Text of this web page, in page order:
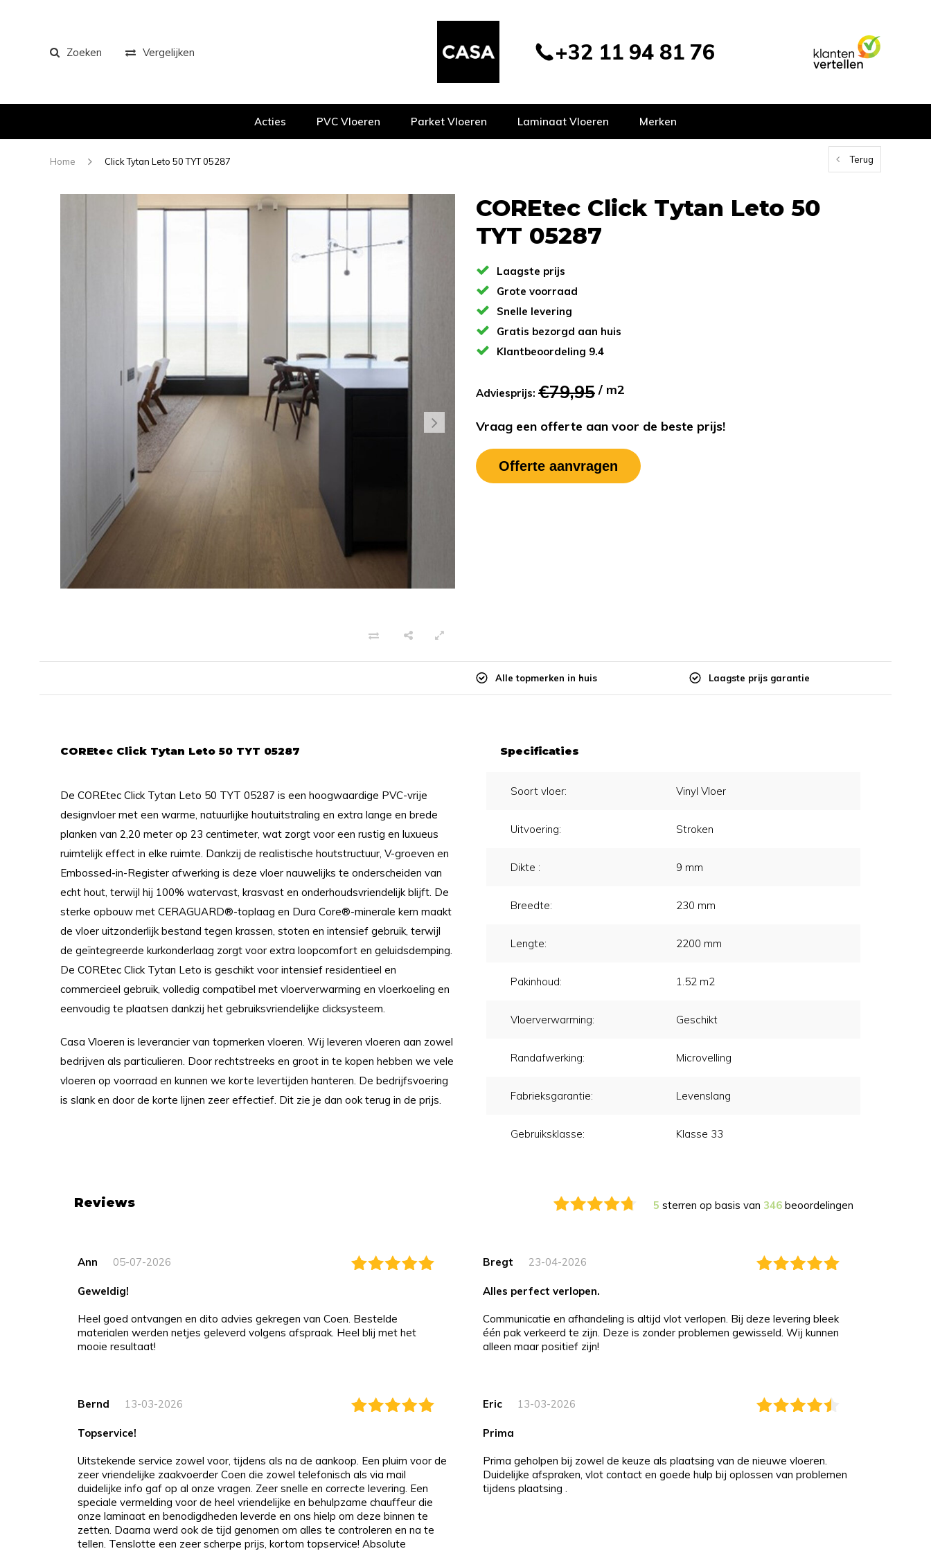
Zoeken Vergelijken +32 11 94 81 76
Acties PVC Vloeren Parket Vloeren Laminaat Vloeren Merken
Home Click Tytan Leto 50 TYT 05287 Terug
COREtec Click Tytan Leto 50
TYT 05287
Laagste prijs
Grote voorraad
Snelle levering
Gratis bezorgd aan huis
Klantbeoordeling 9.4
Adviesprijs: €79,95 / m2
Vraag een offerte aan voor de beste prijs!
Offerte aanvragen
Alle topmerken in huis Laagste prijs garantie
COREtec Click Tytan Leto 50 TYT 05287
De COREtec Click Tytan Leto 50 TYT 05287 is een hoogwaardige PVC-vrije
designvloer met een warme, natuurlijke houtuitstraling en extra lange en brede
planken van 2,20 meter op 23 centimeter, wat zorgt voor een rustig en luxueus
ruimtelijk effect in elke ruimte. Dankzij de realistische houtstructuur, V-groeven en
Embossed-in-Register afwerking is deze vloer nauwelijks te onderscheiden van
echt hout, terwijl hij 100% watervast, krasvast en onderhoudsvriendelijk blijft. De
sterke opbouw met CERAGUARD®-toplaag en Dura Core®-minerale kern maakt
de vloer uitzonderlijk bestand tegen krassen, stoten en intensief gebruik, terwijl
de geïntegreerde kurkonderlaag zorgt voor extra loopcomfort en geluidsdemping.
De COREtec Click Tytan Leto is geschikt voor intensief residentieel en
commercieel gebruik, volledig compatibel met vloerverwarming en vloerkoeling en
eenvoudig te plaatsen dankzij het gebruiksvriendelijke clicksysteem.
Casa Vloeren is leverancier van topmerken vloeren. Wij leveren vloeren aan zowel
bedrijven als particulieren. Door rechtstreeks en groot in te kopen hebben we vele
vloeren op voorraad en kunnen we korte levertijden hanteren. De bedrijfsvoering
is slank en door de korte lijnen zeer effectief. Dit zie je dan ook terug in de prijs.
Specificaties
Soort vloer: Vinyl Vloer
Uitvoering: Stroken
Dikte : 9 mm
Breedte: 230 mm
Lengte: 2200 mm
Pakinhoud: 1.52 m2
Vloerverwarming: Geschikt
Randafwerking: Microvelling
Fabrieksgarantie: Levenslang
Gebruiksklasse: Klasse 33
Reviews 5 sterren op basis van 346 beoordelingen
Ann 05-07-2026
Geweldig!
Heel goed ontvangen en dito advies gekregen van Coen. Bestelde
materialen werden netjes geleverd volgens afspraak. Heel blij met het
mooie resultaat!
Bregt 23-04-2026
alles perfect verlopen.
Communicatie en afhandeling is altijd vlot verlopen. Bij deze levering bleek
één pak verkeerd te zijn. Deze is zonder problemen gewisseld. Wij kunnen
alleen maar positief zijn!
Bernd 13-03-2026
Topservice!
Uitstekende service zowel voor, tijdens als na de aankoop. Een pluim voor de
zeer vriendelijke zaakvoerder Coen die zowel telefonisch als via mail
duidelijke info gaf op al onze vragen. Zeer snelle en correcte levering. Een
speciale vermelding voor de heel vriendelijke en behulpzame chauffeur die
onze laminaat en benodigdheden leverde en ons hielp om deze binnen te
zetten. Daarna werd ook de tijd genomen om alles te controleren en na te
tellen. Tenslotte een zeer scherpe prijs, kortom topservice! Absolute
Eric 13-03-2026
prima
Prima geholpen bij zowel de keuze als plaatsing van de nieuwe vloeren.
Duidelijke afspraken, vlot contact en goede hulp bij oplossen van problemen
tijdens plaatsing .